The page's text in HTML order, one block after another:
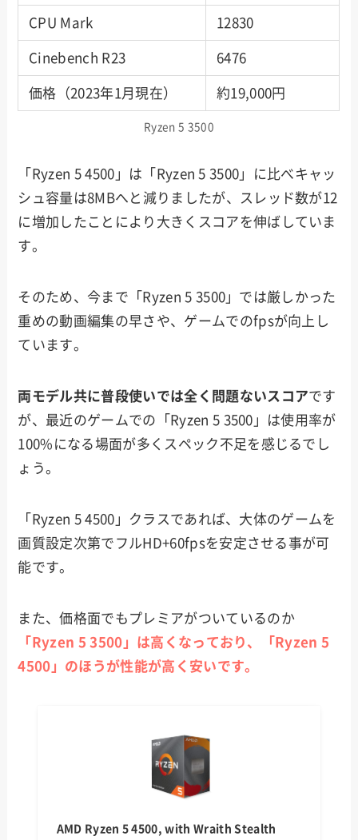
CPU Mark 12830
Cinebench R23 6476
価格（2023年1月現在） 約19,000円
Ryzen 5 3500
「Ryzen 5 4500」は「Ryzen 5 3500」に比べキャッ
シュ容量は8MBへと減りましたが、スレッド数が12
に増加したことにより大きくスコアを伸ばしていま
す。
そのため、今まで「Ryzen 5 3500」では厳しかった
重めの動画編集の早さや、ゲームでのfpsが向上し
ています。
両モデル共に普段使いでは全く問題ないスコアです
が、最近のゲームでの「Ryzen 5 3500」は使用率が
100%になる場面が多くスペック不足を感じるでし
ょう。
「Ryzen 5 4500」クラスであれば、大体のゲームを
画質設定次第でフルHD+60fpsを安定させる事が可
能です。
また、価格面でもプレミアがついているのか
「Ryzen 5 3500」は高くなっており、「Ryzen 5
4500」のほうが性能が高く安いです。
AMD Ryzen 5 4500, with Wraith Stealth